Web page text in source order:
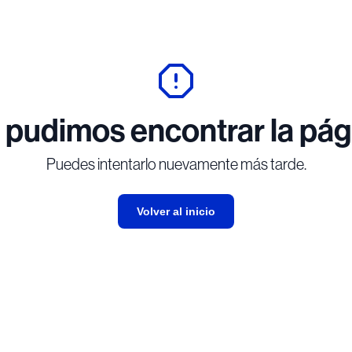
encontrar la
Puedes intentarlo nuevamente más tarde.
Volver al inicio